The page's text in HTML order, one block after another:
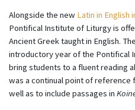
Alongside the new Latin in English
Pontifical Institute of Liturgy is
Ancient Greek taught in English.
introductory year of the Pontifical
bring students to a fluent reading
was a continual point of reference
well as to include passages in